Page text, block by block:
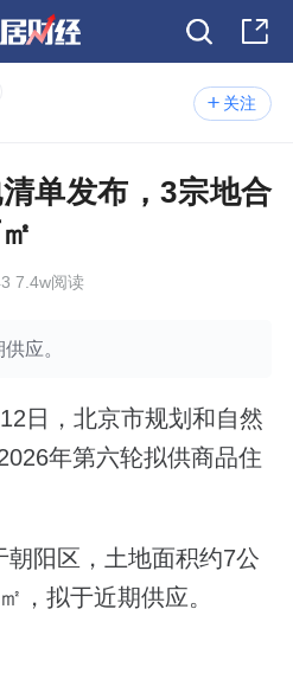
关注
单发布，3宗地合
7.4w阅读
应。
日，北京市规划和自然
年第六轮拟供商品住
阳区，土地面积约7公
，拟于近期供应。